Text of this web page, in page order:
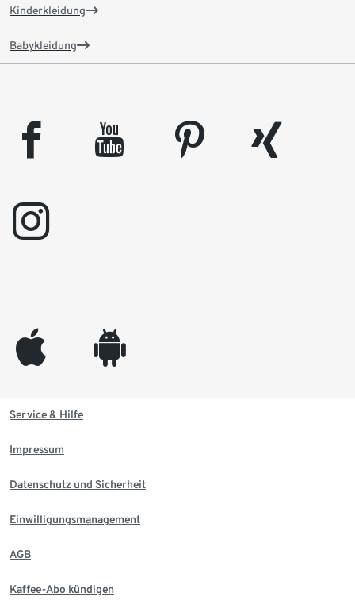
Kinderkleidung
Babykleidung
facebook youtube pinterest
xing
instagram
appleinc android
Service & Hilfe
Impressum
Datenschutz und Sicherheit
Einwilligungsmanagement
AGB
Kaffee-Abo kündigen